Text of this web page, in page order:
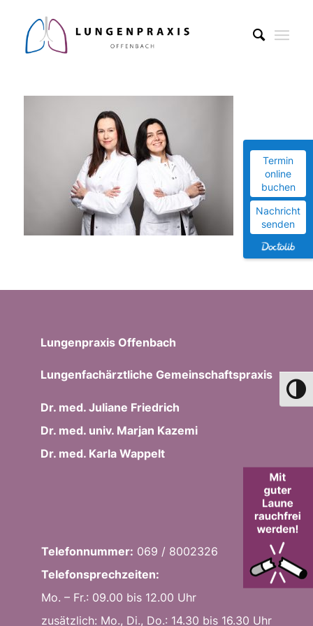
Termin
online
buchen
Nachricht
senden
Lungenpraxis Offenbach
Lungenfachärztliche Gemeinschaftspraxis
Dr. med. Juliane Friedrich
Dr. med. univ. Marjan Kazemi
Dr. med. Karla Wappelt
Telefonnummer: 069 / 8002326
Telefonsprechzeiten:
Mo. – Fr.: 09.00 bis 12.00 Uhr
zusätzlich: Mo., Di., Do.: 14.30 bis 16.30 Uhr